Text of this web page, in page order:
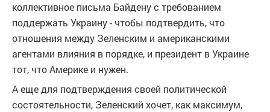
коллективное письма Байдену с требованием
поддержать Украину - чтобы подтвердить, что
отношения между Зеленским и американскими
агентами влияния в порядке, и президент в Украине
тот, что Америке и нужен.
А еще для подтверждения своей политической
состоятельности, Зеленский хочет, как максимум,